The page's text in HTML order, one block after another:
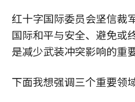
红十字国际委员会坚信裁
国际和平与安全、避免或
是减少武装冲突影响的重
下面我想强调三个重要领域